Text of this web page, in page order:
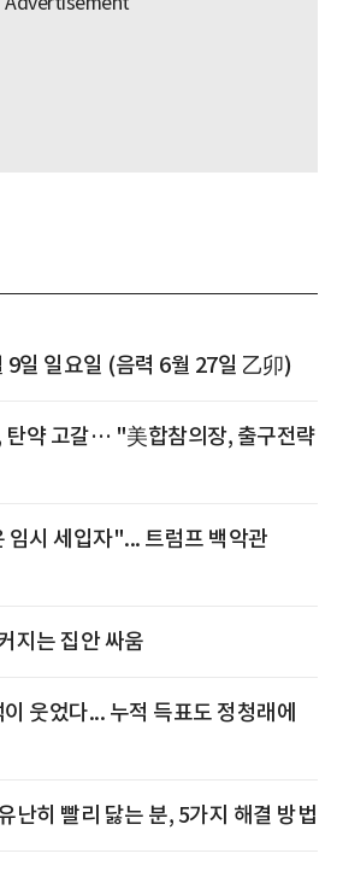
9일 일요일 (음력 6월 27일 乙卯)
탄약 고갈… "美합참의장, 출구전략
시 세입자"... 트럼프 백악관
지는 집안 싸움
웃었다... 누적 득표도 정청래에
난히 빨리 닳는 분, 5가지 해결 방법